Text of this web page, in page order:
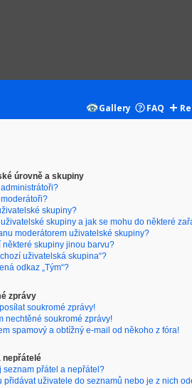
Gallery
FAQ
úrovně a skupiny
skupiny?
skupiny a jak se mohu do některé
moderátorem uživatelské skupiny?
některé skupiny jinou barvu?
uživatelská skupina“?
odkaz „Tým“?
zprávy
soukromé zprávy!
nechtěné soukromé zprávy!
spamový a obtížný e-mail od někoho z fóra!
nepřátelé
seznam přátel a nepřátel?
přidávat uživatele do seznamů nebo je z nich